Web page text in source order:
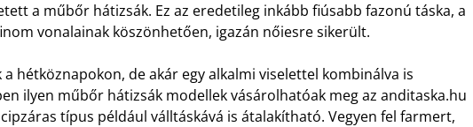
a műbőr hátizsák. Ez az eredetileg inkább fiúsabb fazonú táska, a
vonalainak köszönhetően, igazán nőiesre sikerült.
hétköznapokon, de akár egy alkalmi viselettel kombinálva is
ilyen műbőr hátizsák modellek vásárolhatóak meg az anditaska.hu
típus például válltáskává is átalakítható. Vegyen fel farmert,